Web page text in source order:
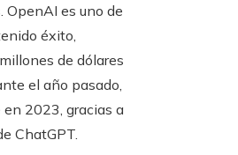
OpenAI es uno de
éxito,
de dólares
el año pasado,
en 2023, gracias a
ChatGPT.